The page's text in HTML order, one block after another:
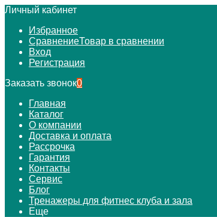
Личный кабинет
Избранное
СравнениеТовар в сравнении
Вход
Регистрация
Заказать звонок0
Главная
Каталог
О компании
Доставка и оплата
Рассрочка
Гарантия
Контакты
Сервис
Блог
Тренажеры для фитнес клуба и зала
Еще